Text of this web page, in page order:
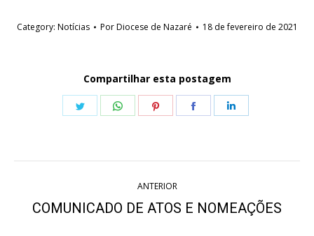
Category: Notícias PorDiocese de Nazaré 18 de fevereiro de 2021
Compartilhar esta postagem
Share
Share
Share
Share
de
ANTERIOR
Post
COMUNICADO DE ATOS E NOMEAÇÕES